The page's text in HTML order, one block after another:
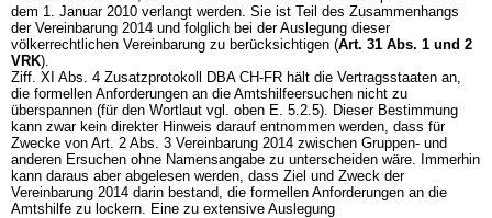
dem 1. Januar 2010 verlangt werden. Sie ist Teil des Zusammenhangs
der Vereinbarung 2014 und folglich bei der Auslegung dieser
völkerrechtlichen Vereinbarung zu berücksichtigen (Art. 31 Abs. 1 und 2
VRK).
Ziff. XI Abs. 4 Zusatzprotokoll DBA CH-FR hält die Vertragsstaaten an,
die formellen Anforderungen an die Amtshilfeersuchen nicht zu
überspannen (für den Wortlaut vgl. oben E. 5.2.5). Dieser Bestimmung
kann zwar kein direkter Hinweis darauf entnommen werden, dass für
Zwecke von Art. 2 Abs. 3 Vereinbarung 2014 zwischen Gruppen- und
anderen Ersuchen ohne Namensangabe zu unterscheiden wäre. Immerhin
kann daraus aber abgelesen werden, dass Ziel und Zweck der
Vereinbarung 2014 darin bestand, die formellen Anforderungen an die
Amtshilfe zu lockern. Eine zu extensive Auslegung